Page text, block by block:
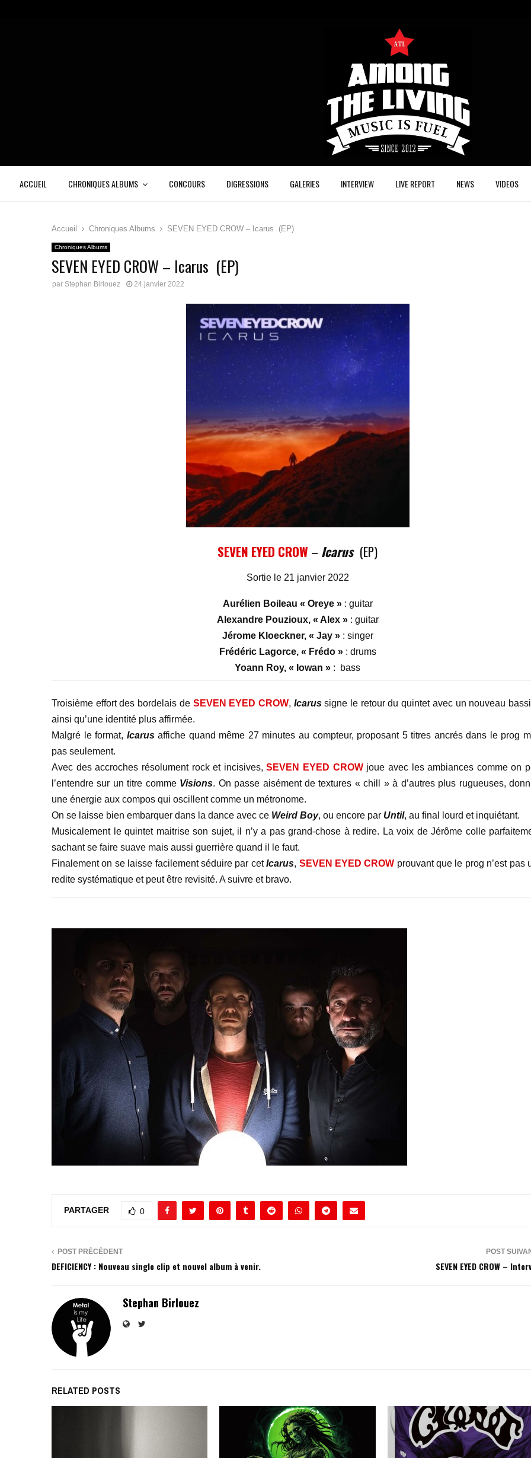
ACCUEIL CHRONIQUES ALBUMS CONCOURS DIGRESSIONS GALERIES INTERVIEW LIVE REPORT NEWS VIDEOS
Accueil Chroniques Albums SEVEN EYED CROW – Icarus (EP)
Chroniques Albums
SEVEN EYED CROW – Icarus (EP)
par Stephan Birlouez 24 janvier 2022
SEVEN EYED CROW – Icarus(EP)
Sortie le 21 janvier 2022
Aurélien Boileau « Oreye »: guitar
Alexandre Pouzioux, « Alex »: guitar
Jérome Kloeckner, « Jay »: singer
Frédéric Lagorce, « Frédo »: drums
Yoann Roy, « Iowan » : bass
Troisième effort des bordelais de SEVEN EYED CROW, Icarussigne le retour du quintet avec un nouveau
ainsi qu’une identité plus affirmée.
Malgré le format, Icarusaffiche quand même 27 minutes au compteur, proposant 5 titres ancrés dans le prog
pas seulement.
Avec des accroches résolument rock et incisives,SEVEN EYED CROW joue avec les ambiances comme on
l’entendre sur un titre comme Visions. On passe aisément de textures « chill » à d’autres plus rugueuses,
une énergie aux compos qui oscillent comme un métronome.
On se laisse bien embarquer dans la dance avec ce Weird Boy, ou encore par Until, au final lourd et inquiétant.
Musicalement le quintet maitrise son sujet, il n’y a pas grand-chose à redire. La voix de Jérôme colle
sachant se faire suave mais aussi guerrière quand il le faut.
Finalement on se laisse facilement séduire par cetIcarus, SEVEN EYED CROW prouvant que le prog n’est pas
redite systématique et peut être revisité. A suivre et bravo.
PARTAGER 0
POST PRÉCÉDENT
DEFICIENCY : Nouveau single clip et nouvel album à venir.
POST
SEVEN EYED CROW –
Stephan Birlouez
RELATED POSTS